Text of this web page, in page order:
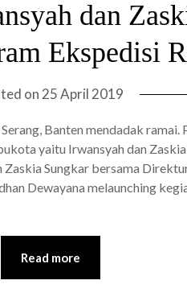
dan
Ekspedisi
on 25 April 2019
Banten mendadak ramai.
yaitu Irwansyah dan
Sungkar bersama
Dewayana melaunching
Read more